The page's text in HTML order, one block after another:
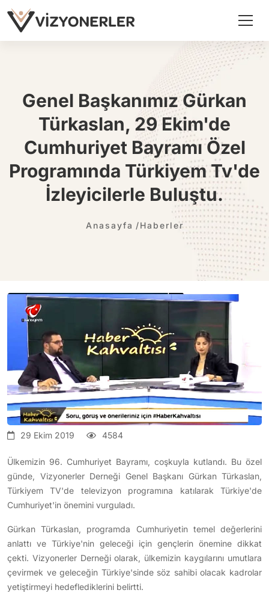
Genel Başkanımız Gürkan
Türkaslan, 29 Ekim'de
Cumhuriyet Bayramı Özel
Programında Türkiyem Tv'de
İzleyicilerle Buluştu.
Anasayfa Haberler
29 Ekim 2019 4584
Ülkemizin 96. Cumhuriyet Bayramı, coşkuyla kutlandı. Bu özel
günde, Vizyonerler Derneği Genel Başkanı Gürkan Türkaslan,
Türkiyem TV'de televizyon programına katılarak Türkiye'de
Cumhuriyet'in önemini vurguladı.
Gürkan Türkaslan, programda Cumhuriyetin temel değerlerini
anlattı ve Türkiye'nin geleceği için gençlerin önemine dikkat
çekti. Vizyonerler Derneği olarak, ülkemizin kaygılarını umutlara
çevirmek ve geleceğin Türkiye'sinde söz sahibi olacak kadrolar
yetiştirmeyi hedeflediklerini belirtti.